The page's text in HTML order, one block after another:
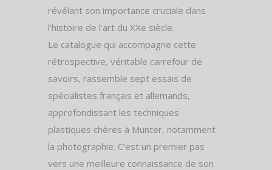
révélant son importance cruciale dans
l’histoire de l’art du XXe siècle.
Le catalogue qui accompagne cette
rétrospective, véritable carrefour de
savoirs, rassemble sept essais de
spécialistes français et allemands,
approfondissant les techniques
plastiques chères à Münter, notamment
la photographie. C’est un premier pas
vers une meilleure connaissance de son